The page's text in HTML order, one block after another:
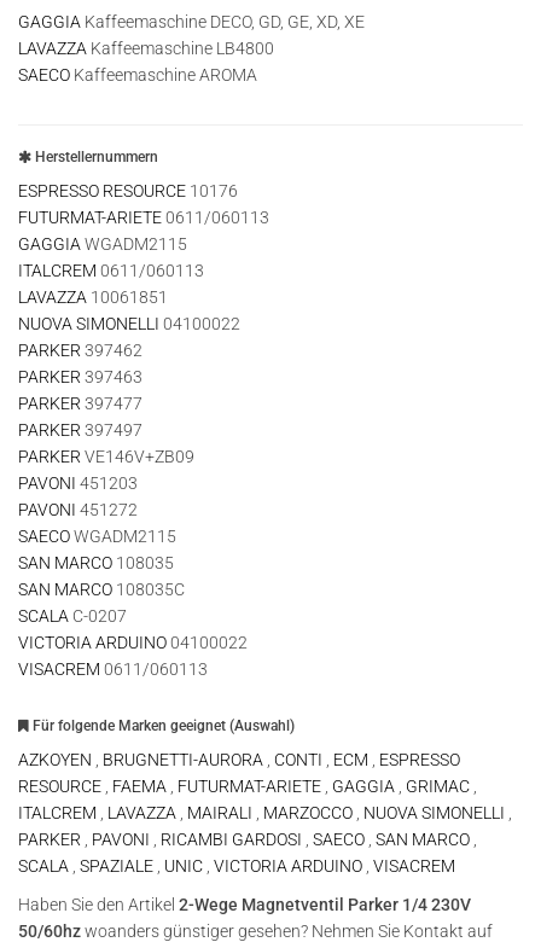
GAGGIA Kaffeemaschine DECO, GD, GE, XD, XE
LAVAZZA Kaffeemaschine LB4800
SAECO Kaffeemaschine AROMA
Herstellernummern
ESPRESSO RESOURCE 10176
FUTURMAT-ARIETE0611/060113
GAGGIA WGADM2115
ITALCREM 0611/060113
LAVAZZA 10061851
NUOVA SIMONELLI 04100022
PARKER 397462
PARKER 397463
PARKER 397477
PARKER 397497
PARKER VE146V+ZB09
PAVONI 451203
PAVONI 451272
SAECOWGADM2115
SAN MARCO 108035
SAN MARCO 108035C
SCALA C-0207
VICTORIA ARDUINO04100022
VISACREM 0611/060113
Für folgende Marken geeignet (Auswahl)
AZKOYEN BRUGNETTI-AURORA CONTI ECM
ESPRESSO
RESOURCE
FAEMA FUTURMAT-ARIETE GAGGIA GRIMAC
ITALCREM
LAVAZZA MAIRALI MARZOCCO NUOVA SIMONELLI
PARKER
PAVONI RICAMBI GARDOSI SAECO SAN MARCO
SCALA
SPAZIALE UNIC VICTORIA ARDUINO VISACREM
Haben Sie den Artikel 2-Wege Magnetventil Parker 1/4 230V
50/60hzwoanders günstiger gesehen? Nehmen Sie Kontakt auf